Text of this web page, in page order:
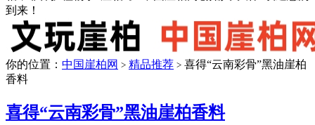
到来！
你的位置： 中国崖柏网 > 精品推荐 > 喜得“云南彩骨”黑油崖柏
香料
喜得“云南彩骨”黑油崖柏香料